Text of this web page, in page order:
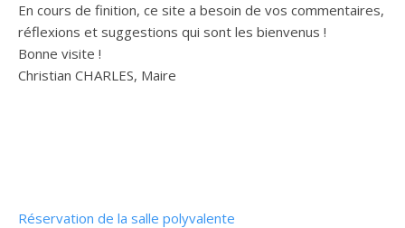
En cours de finition, ce site a besoin de vos commentaires,
réflexions et suggestions qui sont les bienvenus !
Bonne visite !
Christian CHARLES, Maire
Réservation de la salle polyvalente